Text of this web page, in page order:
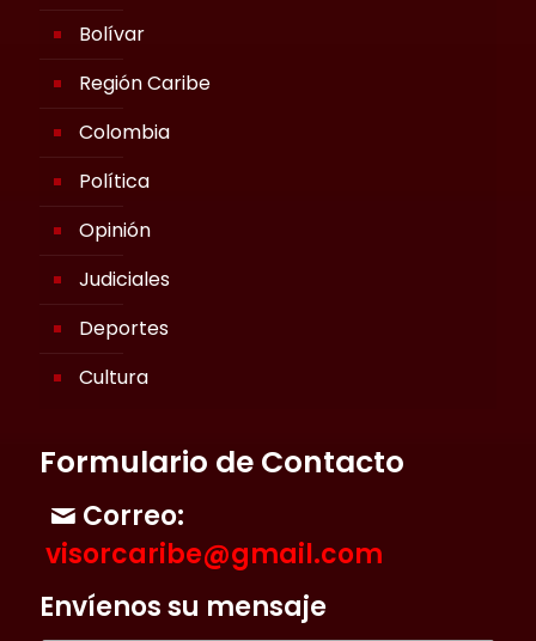
Bolívar
Región Caribe
Colombia
Política
Opinión
Judiciales
Deportes
Cultura
Formulario de Contacto
Correo:
visorcaribe@gmail.com
Envíenos su mensaje